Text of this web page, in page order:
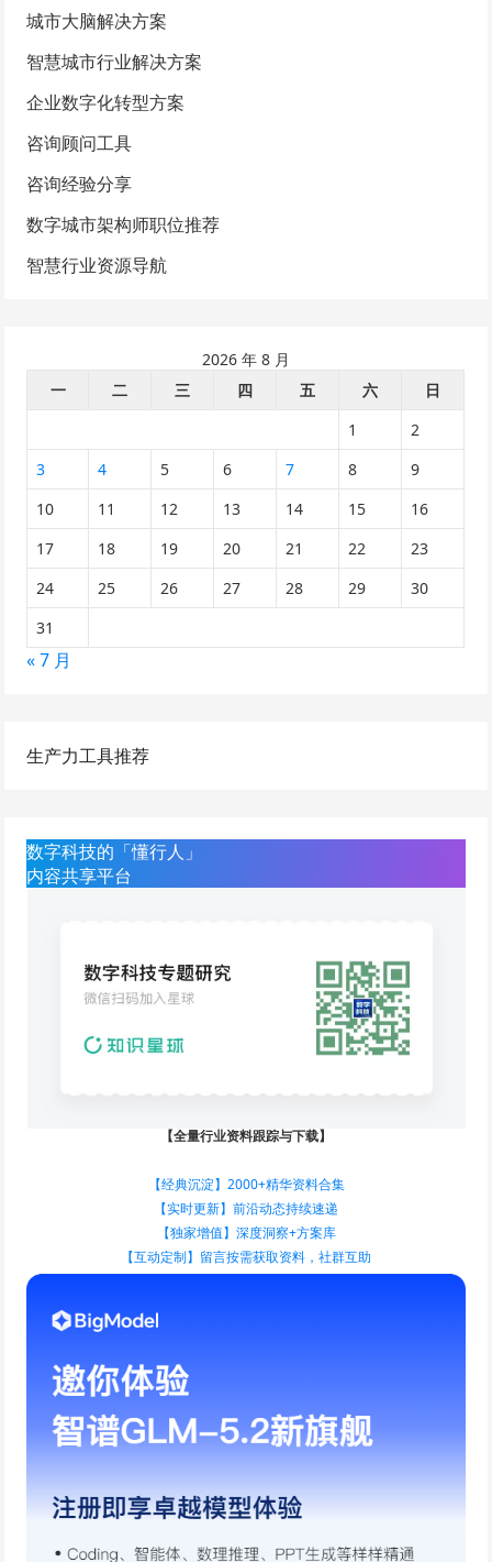
城市大脑解决方案
智慧城市行业解决方案
企业数字化转型方案
咨询顾问工具
咨询经验分享
数字城市架构师职位推荐
智慧行业资源导航
2026 年 8 月
一
二 三 四 五 六
日
1
2
3
4 5 6 7 8
9
10
11 12 13 14 15
16
17
18 19 20 21 22
23
24
25 26 27 28 29
30
31
« 7 月
生产力工具推荐
数字科技的「懂行人」
内容共享平台
【全量行业资料跟踪与下载】
【经典沉淀】2000+精华资料合集
【实时更新】前沿动态持续速递
【独家增值】深度洞察+方案库
【互动定制】留言按需获取资料，社群互助